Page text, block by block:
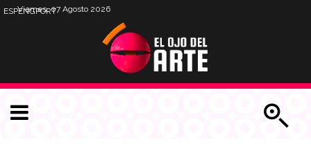
Viernes, 07 Agosto 2026
ESPENGPORT